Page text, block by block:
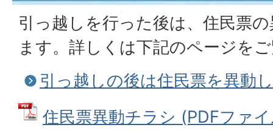
引っ越しを行った後は、住民票
ます。詳しくは下記のページを
引っ越しの後は住民票を異動
住民票異動チラシ (PDFファ